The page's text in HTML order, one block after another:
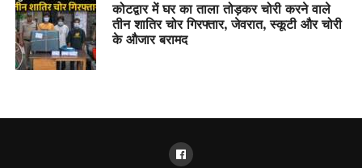
कोटद्वार में घर का ताला तोड़कर चोरी करने वाले
तीन शातिर चोर गिरफ्तार, जेवरात, स्कूटी और चोरी
के औजार बरामद